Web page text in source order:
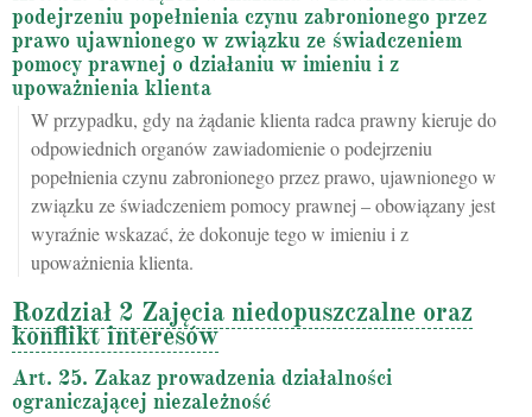
podejrzeniu popełnienia czynu zabronionego przez
prawo ujawnionego w związku ze świadczeniem
pomocy prawnej o działaniu w imieniu i z
upoważnienia klienta
W przypadku, gdy na żądanie klienta radca prawny kieruje do
odpowiednich organów zawiadomienie o podejrzeniu
popełnienia czynu zabronionego przez prawo, ujawnionego w
związku ze świadczeniem pomocy prawnej – obowiązany jest
wyraźnie wskazać, że dokonuje tego w imieniu i z
upoważnienia klienta.
Rozdział 2 Zajęcia niedopuszczalne oraz
konflikt interesów
Art. 25. Zakaz prowadzenia działalności
ograniczającej niezależność